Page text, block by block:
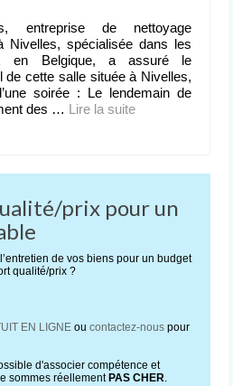
entreprise de nettoyage
Nivelles, spécialisée dans les
en Belgique, a assuré le
de cette salle située à Nivelles,
soirée : Le lendemain de
des … Lire la suite­­
prix pour un
de vos biens pour un budget
qualité/prix ?
EN LIGNE ou contactez-nous pour
d'associer compétence et
sommes réellement PAS CHER.